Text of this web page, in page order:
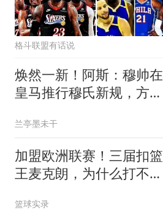
格斗联盟有话说
焕然一新！阿斯：穆帅在
皇马推行穆氏新规，方方
兰亭墨未干
加盟欧洲联赛！三届扣篮
王麦克朗，为什么打不了
篮球实录